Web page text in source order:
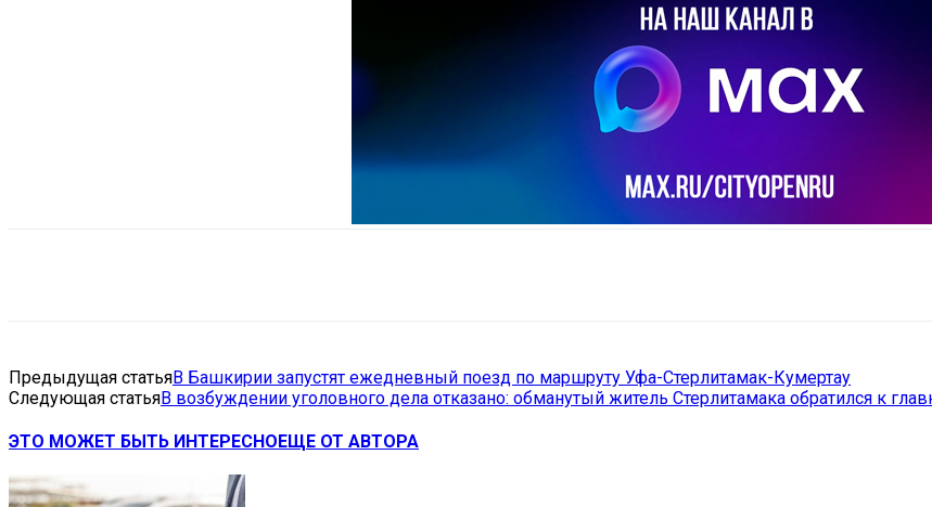
Предыдущая статьяВ Башкирии запустят ежедневный поезд по маршруту Уфа-Стерлитамак-Кумертау
Следующая статьяВ возбуждении уголовного дела отказано: обманутый житель Стерлитамака обратился к
ЭТО МОЖЕТ БЫТЬ ИНТЕРЕСНОЕЩЕ ОТ АВТОРА